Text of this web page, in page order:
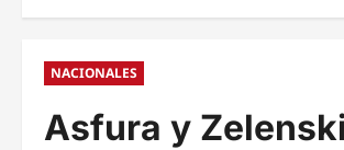
NACIONALES
Asfura y